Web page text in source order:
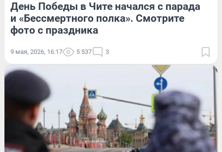
День Победы в Чите начался с парада
и «Бессмертного полка». Смотрите
фото с праздника
9 мая, 2026, 16:17 5 537 3